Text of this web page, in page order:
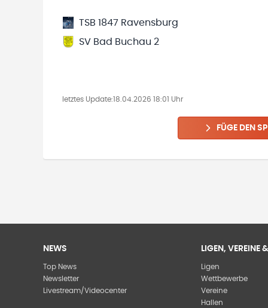
TSB 1847 Ravensburg
SV Bad Buchau 2
letztes Update:18.04.2026 18:01 Uhr
FÜGE DEN
NEWS
Top News
Newsletter
Livestream/Videocenter
LIGEN, VEREINE
Ligen
Wettbewerbe
Vereine
Hallen